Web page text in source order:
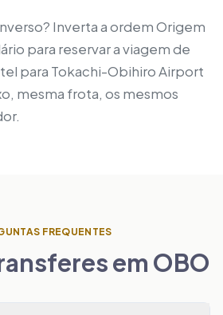
Inverta a ordem Origem
para reservar a viagem de
para Tokachi-Obihiro Airport
mesma frota, os mesmos
FREQUENTES
em OBO